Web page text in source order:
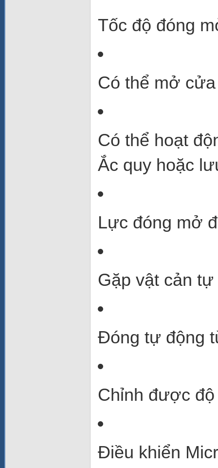
Tốc độ đóng
Có thể mở
Có thể hoạt
Ắc quy hoặc
Lực đóng mở
Gặp vật cản
Đóng tự động
Chỉnh được
Điều khiển